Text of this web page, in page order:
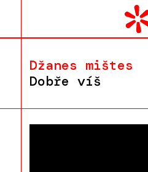
Džanes mištes
Dobře víš